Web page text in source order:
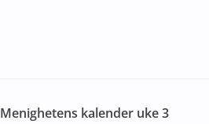
Menighetens kalender uke 3